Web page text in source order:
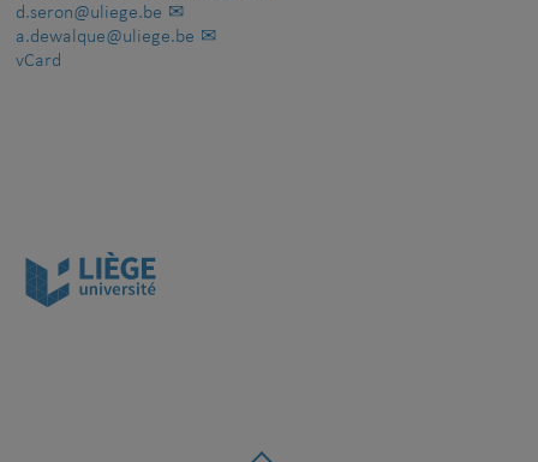
d.seron@uliege.be
a.dewalque@uliege.be
vCard